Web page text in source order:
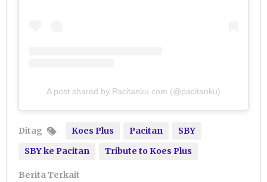
A post shared by Pacitanku.com (@pacitanku)
Ditag Koes Plus Pacitan
SBY
SBY ke Pacitan
Tribute to Koes Plus
Berita Terkait